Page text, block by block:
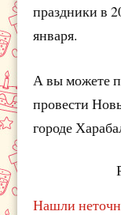
праздники в
января.
А вы можете
провести
городе
Нашли